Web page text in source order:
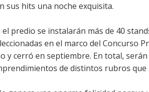
sus hits una noche exquisita.
el predio se instalarán más de 40
en el marco del Concurso
y cerró en septiembre. En total,
de distintos rubros